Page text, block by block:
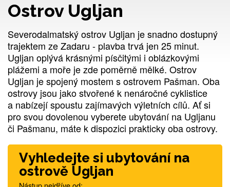
Ostrov Ugljan
Severodalmatský ostrov Ugljan je snadno dostupný
trajektem ze Zadaru - plavba trvá jen 25 minut.
Ugljan oplývá krásnými písčitými i oblázkovými
plážemi a moře je zde poměrně mělké. Ostrov
Ugljan je spojený mostem s ostrovem Pašman. Oba
ostrovy jsou jako stvořené k nenáročné cyklistice
a nabízejí spoustu zajímavých výletních cílů. Ať si
pro svou dovolenou vyberete ubytování na Ugljanu
či Pašmanu, máte k dispozici prakticky oba ostrovy.
Vyhledejte si ubytování na
ostrově Ugljan